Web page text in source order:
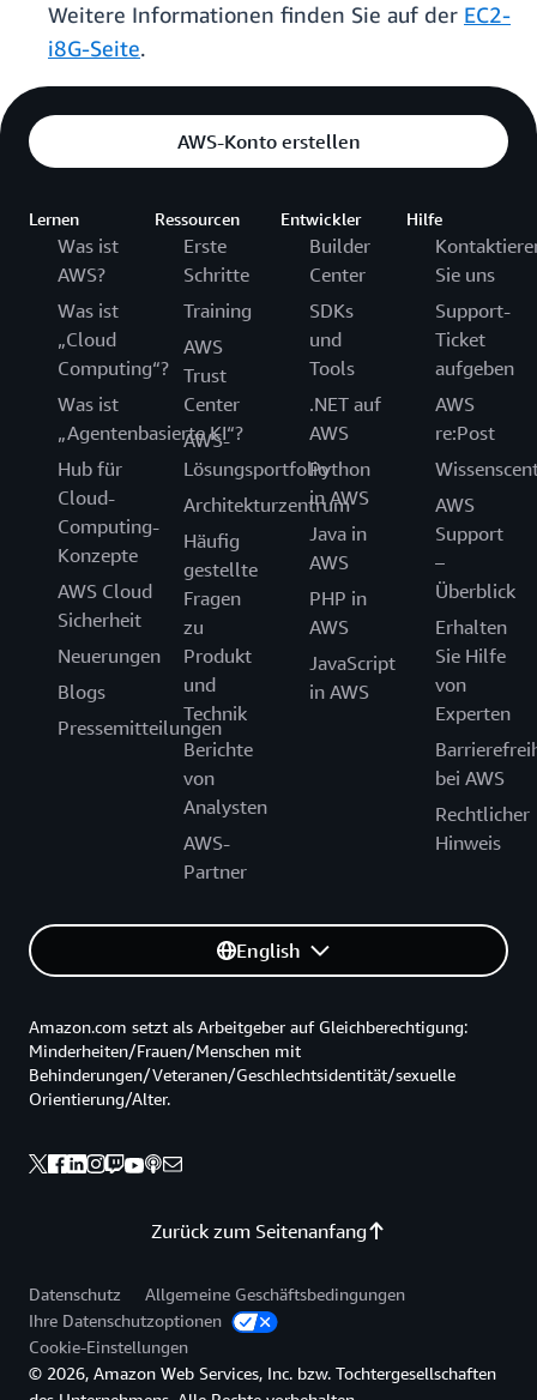
Weitere Informationen finden Sie auf der EC2-
i8G-Seite.
AWS-Konto erstellen
Lernen
Was ist
AWS?
Was ist
„Cloud
Computing“?
Was ist
„Agentenbasierte KI“?
Hub für
Cloud-
Computing-
Konzepte
AWS Cloud
Sicherheit
Neuerungen
Blogs
Pressemitteilungen
Ressourcen
Erste
Schritte
Training
AWS
Trust
Center
AWS-
Lösungsportfolio
Architekturzentrum
Häufig
gestellte
Fragen
zu
Produkt
und
Technik
Berichte
von
Analysten
AWS-
Partner
Entwickler
Builder
Center
SDKs
und
Tools
.NET auf
AWS
Python
in AWS
Java in
AWS
PHP in
AWS
JavaScript
in AWS
Hilfe
Sie uns
Support-
Ticket
aufgeben
AWS
re:Post
AWS
Support
–
Überblick
Erhalten
Sie Hilfe
von
Experten
bei AWS
Rechtlicher
Hinweis
English
Zurück zum Seitenanfang
Amazon.com setzt als Arbeitgeber auf Gleichberechtigung:
Minderheiten/Frauen/Menschen mit
Behinderungen/Veteranen/Geschlechtsidentität/sexuelle
Orientierung/Alter.
Datenschutz
Allgemeine Geschäftsbedingungen
Ihre Datenschutzoptionen
Cookie-Einstellungen
© 2026, Amazon Web Services, Inc. bzw. Tochtergesellschaften